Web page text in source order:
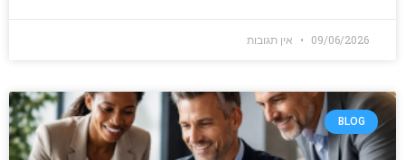
09/06/2026 אין תגובות
BLOG